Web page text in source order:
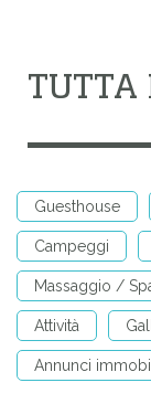
Guesthouse
Campeggi
Massaggio /
Attività
Annunci